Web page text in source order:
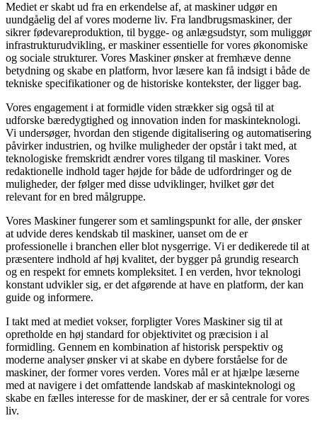
Mediet er skabt ud fra en erkendelse af, at maskiner udgør en
uundgåelig del af vores moderne liv. Fra landbrugsmaskiner, der
sikrer fødevareproduktion, til bygge- og anlægsudstyr, som muliggør
infrastrukturudvikling, er maskiner essentielle for vores økonomiske
og sociale strukturer. Vores Maskiner ønsker at fremhæve denne
betydning og skabe en platform, hvor læsere kan få indsigt i både de
tekniske specifikationer og de historiske kontekster, der ligger bag.
Vores engagement i at formidle viden strækker sig også til at
udforske bæredygtighed og innovation inden for maskinteknologi.
Vi undersøger, hvordan den stigende digitalisering og automatisering
påvirker industrien, og hvilke muligheder der opstår i takt med, at
teknologiske fremskridt ændrer vores tilgang til maskiner. Vores
redaktionelle indhold tager højde for både de udfordringer og de
muligheder, der følger med disse udviklinger, hvilket gør det
relevant for en bred målgruppe.
Vores Maskiner fungerer som et samlingspunkt for alle, der ønsker
at udvide deres kendskab til maskiner, uanset om de er
professionelle i branchen eller blot nysgerrige. Vi er dedikerede til at
præsentere indhold af høj kvalitet, der bygger på grundig research
og en respekt for emnets kompleksitet. I en verden, hvor teknologi
konstant udvikler sig, er det afgørende at have en platform, der kan
guide og informere.
I takt med at mediet vokser, forpligter Vores Maskiner sig til at
opretholde en høj standard for objektivitet og præcision i al
formidling. Gennem en kombination af historisk perspektiv og
moderne analyser ønsker vi at skabe en dybere forståelse for de
maskiner, der former vores verden. Vores mål er at hjælpe læserne
med at navigere i det omfattende landskab af maskinteknologi og
skabe en fælles interesse for de maskiner, der er så centrale for vores
liv.